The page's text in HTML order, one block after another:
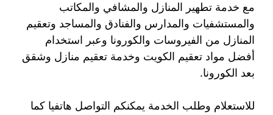
مع خدمة تطهير المنازل والمشافي والمكاتب
والمستشفيات والمدارس والفنادق والمساجد وتعقيم
المنازل من الفيروسات والكورونا وعبر استخدام
أفضل مواد تعقيم الكويت وخدمة تعقيم منازل وشقق
بعد الكورونا.
للاستعلام وطلب الخدمة يمكنكم التواصل هاتفيا كما